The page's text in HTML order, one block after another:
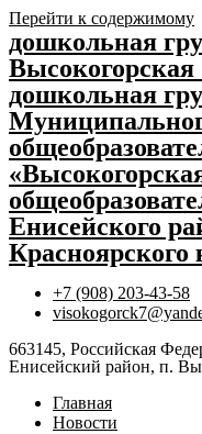
Перейти к содержимому
дошкольная
дошкольная
Енисейского
Красноярского
+7 (908) 203-43-58
663145, Российская
Енисейский район, п.
Главная
Новости